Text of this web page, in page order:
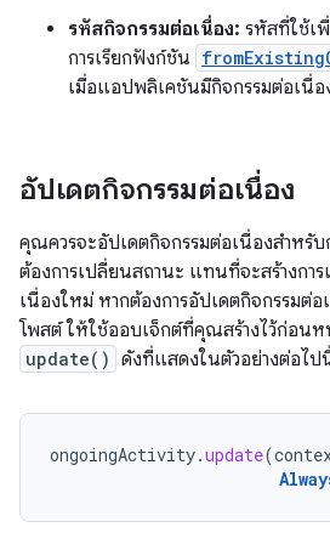
รหัสกิจกรรมต่อเนื่อง: รหัสที่ใช้เ
การเรียกฟังก์ชัน
เมื่อแอปพลิเคชันมีกิจกรรมต่อเนื่อง
อัปเดตกิจกรรมต่อเนื่อง
คุณควรจะอัปเดตกิจกรรมต่อเนื่องสำหรั
ต้องการเปลี่ยนสถานะ แทนที่จะสร้างกา
เนื่องใหม่ หากต้องการอัปเดตกิจกรรมต่
โพสต์ ให้ใช้ออบเจ็กต์ที่คุณสร้างไว้ก่อนห
update() ดังที่แสดงในตัวอย่างต่อไป
ongoingActivity.update(